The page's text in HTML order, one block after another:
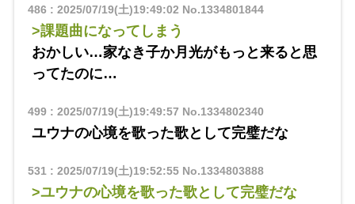
486 : 2025/07/19(土)19:49:02 No.1334801844
>課題曲になってしまう
おかしい…家なき子か月光がもっと来ると思
ってたのに…
499: 2025/07/19(土)19:49:57 No.1334802340
ユウナの心境を歌った歌として完璧だな
531 : 2025/07/19(土)19:52:55No.1334803888
>ユウナの心境を歌った歌として完璧だな